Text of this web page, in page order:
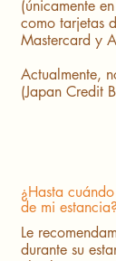
(únicamente
como tarjetas
Mastercard y
Actualmente,
(Japan Credit
¿Hasta
de mi estancia?
Le
durante su